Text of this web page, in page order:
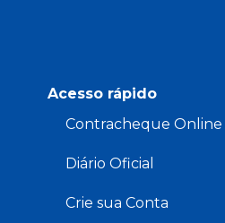
Acesso rápido
Contracheque Online
Diário Oficial
Crie sua Conta